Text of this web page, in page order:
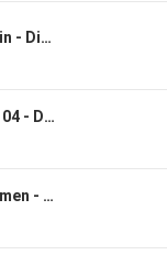
Christian Saba - Hertha BSC Berlin - Die Vergessenen der Bundesliga
Benjamin Wingerter - FC Schalke 04 - Die Vergessenen der Bundesliga
Martin Haskamp - SV Werder Bremen - Die Vergessenen der Bundesliga